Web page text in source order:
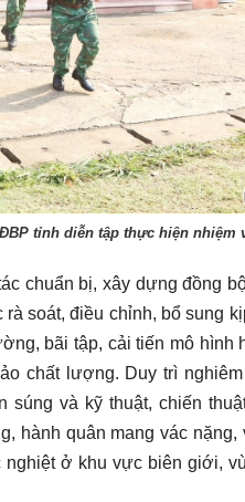
tỉnh diễn tập thực hiện nhiệm
chuẩn bị, xây dựng đồng
soát, điều chỉnh, bổ sung
bãi tập, cải tiến mô hình
chất lượng. Duy trì
súng và kỹ thuật, chiến
hành quân mang vác
ở khu vực biên giới,